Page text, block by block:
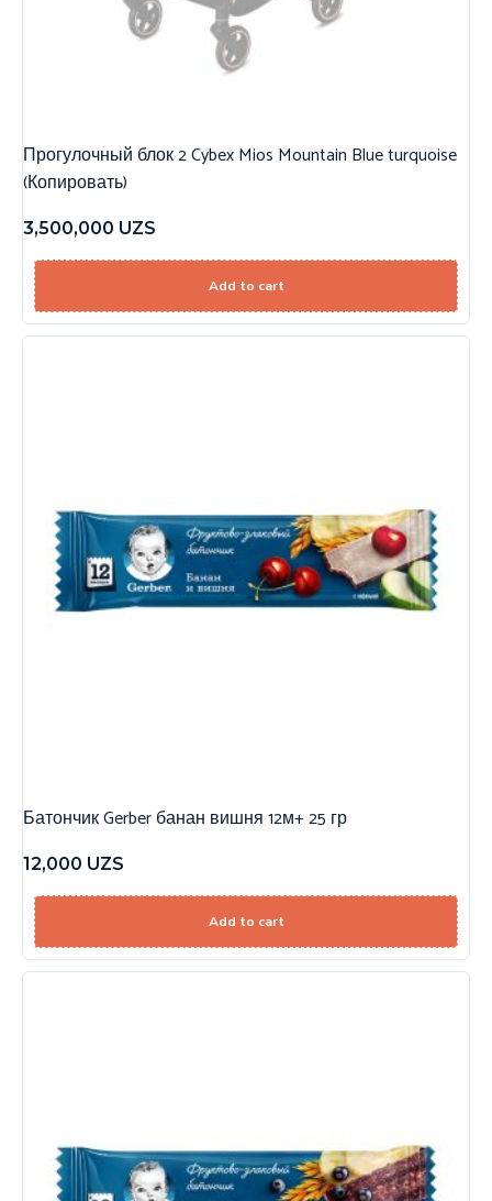
Прогулочный блок 2 Cybex Mios Mountain Blue turquoise
(Копировать)
3,500,000 UZS
Add to cart
Батончик Gerber банан вишня 12м+ 25 гр
12,000 UZS
Add to cart